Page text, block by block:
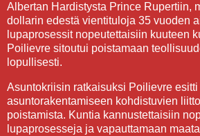
Albertan Hardistysta Prince Rupertiin,
dollarin edestä vientituloja 35 vuoden
lupaprosessit nopeutettaisiin kuuteen
Poilievre sitoutui poistamaan
lopullisesti.
Asuntokriisin ratkaisuksi Poilievre
asuntorakentamiseen kohdistuvien
poistamista. Kuntia kannustettaisiin
lupaprosesseja ja vapauttamaan